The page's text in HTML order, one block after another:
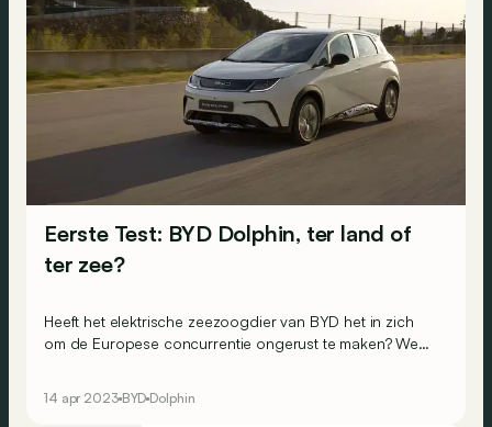
Eerste Test: BYD Dolphin, ter land of
ter zee?
Heeft het elektrische zeezoogdier van BYD het in zich
om de Europese concurrentie ongerust te maken? We
14 apr 2023 BYD Dolphin